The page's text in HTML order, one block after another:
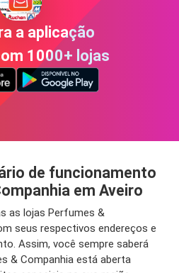
a aplicação
1000+ lojas
de funcionamento
em Aveiro
as lojas Perfumes &
seus respectivos endereços e
Assim, você sempre saberá
& Companhia está aberta